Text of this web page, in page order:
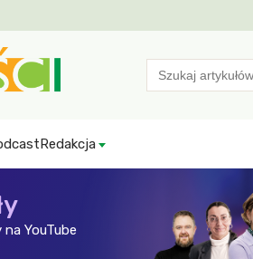
Search
for:
Redakcja
YouTube